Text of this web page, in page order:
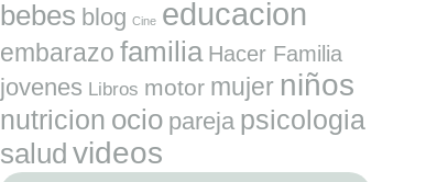
bebes blog Cine educacion
embarazo familia Hacer Familia
jovenes Libros motor mujer niños
nutricion ocio pareja psicologia
salud videos